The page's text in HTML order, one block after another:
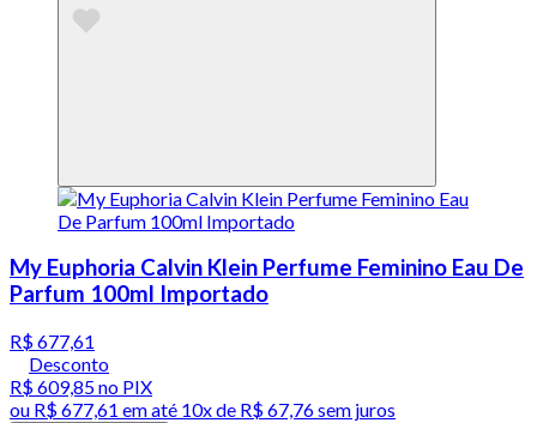
My Euphoria Calvin Klein Perfume Feminino Eau De
Parfum 100ml Importado
R$ 677,61
Desconto
R$ 609,85no PIX
ou R$ 677,61 em até 10x de R$ 67,76 sem juros